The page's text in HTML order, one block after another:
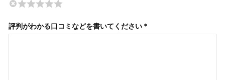
評判がわかる口コミなどを書いてください *